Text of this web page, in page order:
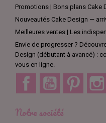
Promotions | Bons plans Cake
Nouveautés Cake Design —
Meilleures ventes | Les
Envie de progresser ?
Design (débutant à avancé) :
vous en ligne.
Facebook YouTube Pinterest
Notre société